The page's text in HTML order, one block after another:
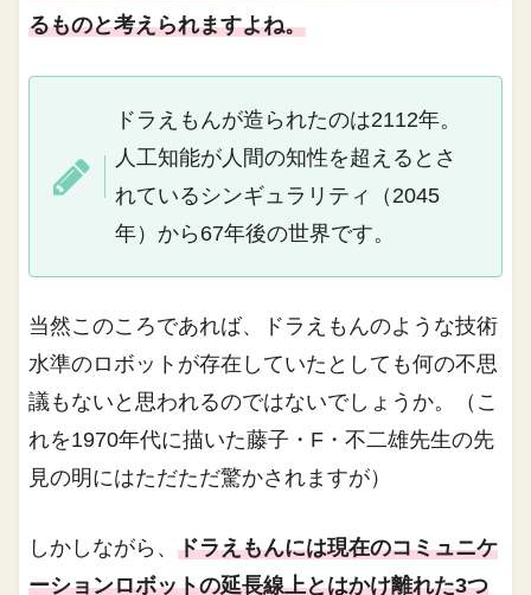
るものと考えられますよね。
ドラえもんが造られたのは2112年。
人工知能が人間の知性を超えるとさ
れているシンギュラリティ（2045
年）から67年後の世界です。
当然このころであれば、ドラえもんのような技術
水準のロボットが存在していたとしても何の不思
議もないと思われるのではないでしょうか。（こ
れを1970年代に描いた藤子・F・不二雄先生の先
見の明にはただただ驚かされますが）
しかしながら、ドラえもんには現在のコミュニケ
ーションロボットの延長線上とはかけ離れた3つ